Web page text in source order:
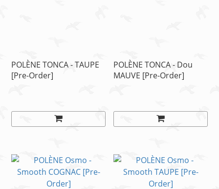
POLÈNE TONCA - TAUPE
[Pre-Order]
POLÈNE TONCA - Dou
MAUVE [Pre-Order]